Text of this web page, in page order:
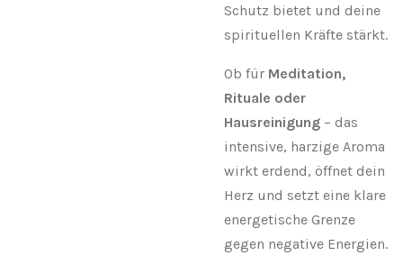
Schutz bietet und deine
spirituellen Kräfte stärkt.
Ob für Meditation,
Rituale oder
Hausreinigung – das
intensive, harzige Aroma
wirkt erdend, öffnet dein
Herz und setzt eine klare
energetische Grenze
gegen negative Energien.